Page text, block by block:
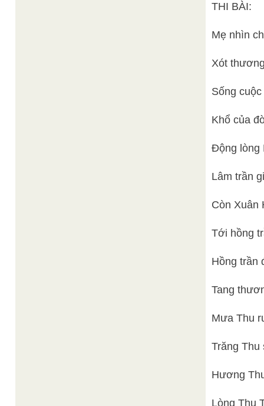
THI BÀI:
Mẹ nhìn
Xót
Sống
Khổ của
Động lòng
Lâm trần
Còn Xuân
Tới hồng
Hồng trần
Tang
Mưa Thu
Trăng
Hương
Lòng Thu